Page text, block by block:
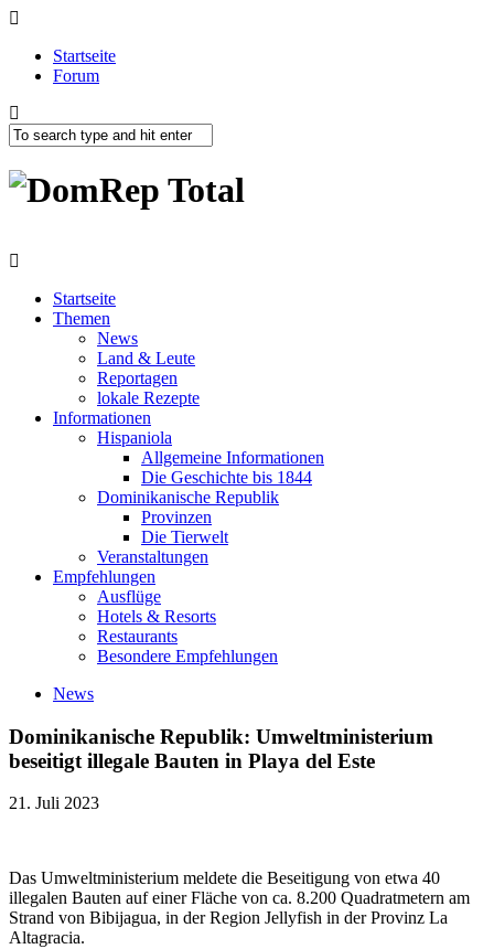
Startseite
Forum
Startseite
Themen
News
Land & Leute
Reportagen
lokale Rezepte
Informationen
Hispaniola
Allgemeine Informationen
Die Geschichte bis 1844
Dominikanische Republik
Provinzen
Die Tierwelt
Veranstaltungen
Empfehlungen
Ausflüge
Hotels & Resorts
Restaurants
Besondere Empfehlungen
News
Dominikanische Republik: Umweltministerium
beseitigt illegale Bauten in Playa del Este
21. Juli 2023
Das Umweltministerium meldete die Beseitigung von etwa 40
illegalen Bauten auf einer Fläche von ca. 8.200 Quadratmetern am
Strand von Bibijagua, in der Region Jellyfish in der Provinz La
Altagracia.